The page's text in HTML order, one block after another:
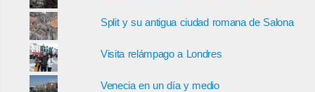
Split y su antigua ciudad romana de Salona
Visita relámpago a Londres
Venecia en un día y medio